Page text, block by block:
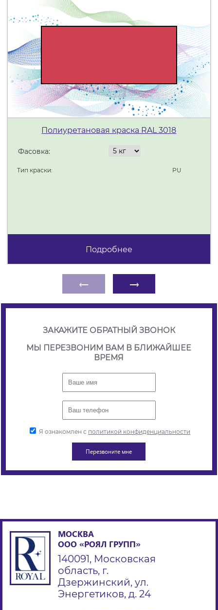
Полиуретановая краска RAL 3018
Фасовка:
Тип краски: PU
Подробнее
← →
ЗАКАЖИТЕ ОБРАТНЫЙ ЗВОНОК
МЫ ПЕРЕЗВОНИМ ВАМ В БЛИЖАЙШЕЕ
ВРЕМЯ
Я ознакомлен с политикой конфиденциальности
МОСКВА
ООО «РОЯЛ ГРУПП»
140091, Московская
область, г.
Дзержинский, ул.
Энергетиков, д. 24